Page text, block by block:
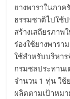
ยางพาราในภา
ธรรมชาติไปใช้
สร้างเสถียรภาพ
ร่องใช้ยางพาร
ใช้สำหรับบริหา
กรมชลประทาน
จำนวน 1 ทุ่น ใช้
ผลิตตามเป้าหม